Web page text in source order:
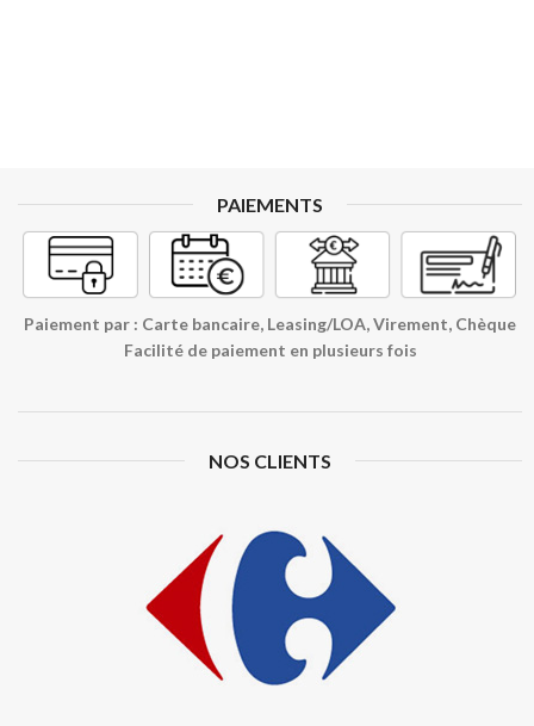
PAIEMENTS
Paiement par : Carte bancaire, Leasing/LOA, Virement, Chèque
Facilité de paiement en plusieurs fois
NOS CLIENTS